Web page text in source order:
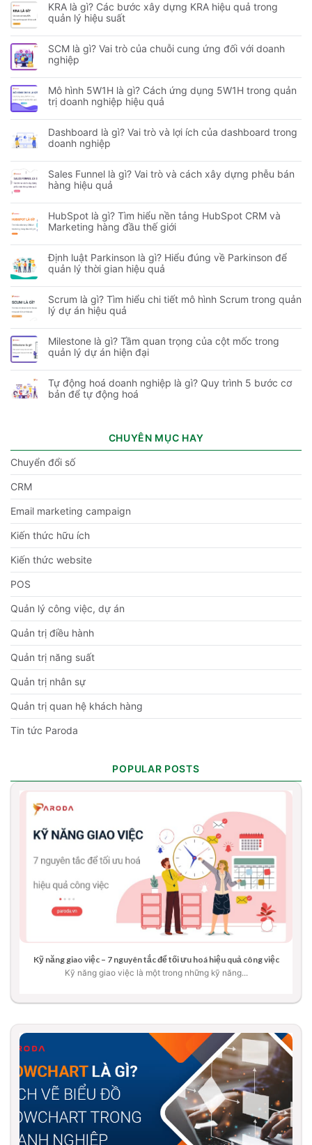
KRA là gì? Các bước xây dựng KRA hiệu quả trong
quản lý hiệu suất
SCM là gì? Vai trò của chuỗi cung ứng đối với doanh
nghiệp
Mô hình 5W1H là gì? Cách ứng dụng 5W1H trong quản
trị doanh nghiệp hiệu quả
Dashboard là gì? Vai trò và lợi ích của dashboard trong
doanh nghiệp
Sales Funnel là gì? Vai trò và cách xây dựng phễu bán
hàng hiệu quả
HubSpot là gì? Tìm hiểu nền tảng HubSpot CRM và
Marketing hàng đầu thế giới
Định luật Parkinson là gì? Hiểu đúng về Parkinson để
quản lý thời gian hiệu quả
Scrum là gì? Tìm hiểu chi tiết mô hình Scrum trong quản
lý dự án hiệu quả
Milestone là gì? Tầm quan trọng của cột mốc trong
quản lý dự án hiện đại
Tự động hoá doanh nghiệp là gì? Quy trình 5 bước cơ
bản để tự động hoá
CHUYÊN MỤC HAY
Chuyển đổi số
CRM
Email marketing campaign
Kiến thức hữu ích
Kiến thức website
POS
Quản lý công việc, dự án
Quản trị điều hành
Quản trị năng suất
Quản trị nhân sự
Quản trị quan hệ khách hàng
Tin tức Paroda
POPULAR POSTS
Kỹ năng giao việc – 7 nguyên tắc để tối ưu hoá hiệu quả công việc
Kỹ năng giao việc là một trong những kỹ năng...